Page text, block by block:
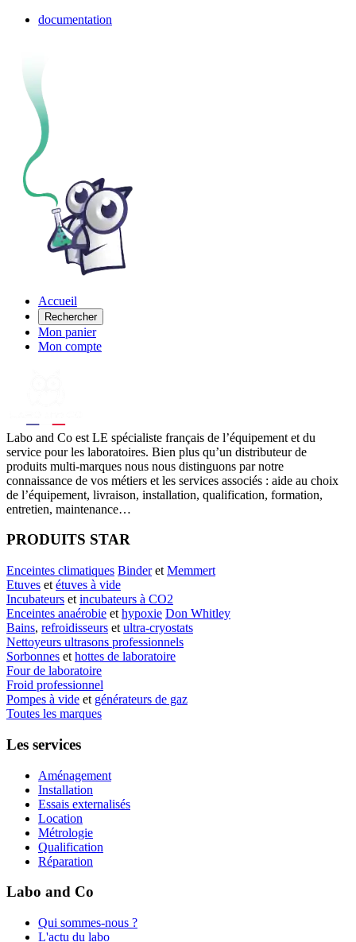
documentation
Accueil
Rechercher
Mon panier
Mon compte
Labo and Co est LE spécialiste français de l’équipement et du
service pour les laboratoires. Bien plus qu’un distributeur de
produits multi-marques nous nous distinguons par notre
connaissance de vos métiers et les services associés : aide au choix
de l’équipement, livraison, installation, qualification, formation,
entretien, maintenance…
PRODUITS STAR
Enceintes climatiques Binderet Memmert
Etuves et étuves à vide
Incubateurs et incubateurs à CO2
Enceintes anaérobie et hypoxie Don Whitley
Bains, refroidisseurs et ultra-cryostats
Nettoyeurs ultrasons professionnels
Sorbonnes et hottes de laboratoire
Four de laboratoire
Froid professionnel
Pompes à vide et générateurs de gaz
Toutes les marques
Les services
Aménagement
Installation
Essais externalisés
Location
Métrologie
Qualification
Réparation
Labo and Co
Qui sommes-nous ?
L'actu du labo